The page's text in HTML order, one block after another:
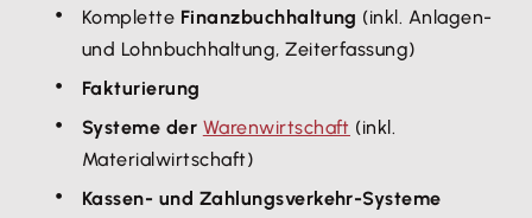
Komplette Finanzbuchhaltung (inkl. Anlagen-
und Lohnbuchhaltung, Zeiterfassung)
Fakturierung
Systeme der Warenwirtschaft (inkl.
Materialwirtschaft)
Kassen- und Zahlungsverkehr-Systeme